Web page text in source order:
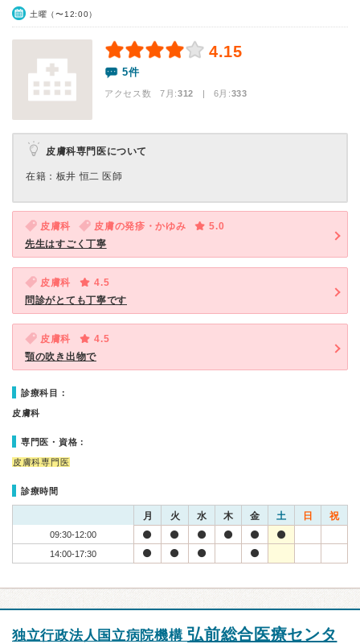
土曜（〜12:00）
4.15
5件
アクセス数 7月:312 | 6月:333
皮膚科専門医について
在籍：板井 恒二 医師
皮膚科 皮膚の発疹・かゆみ
5.0
先生はすごく丁寧
皮膚科
4.5
問診がとても丁寧です
皮膚科
4.5
顎の吹き出物で
診療科目：
皮膚科
専門医・資格：
皮膚科専門医
診療時間
月 火 水 木 金 土 日 祝
09:30-12:00
14:00-17:30
独立行政法人国立病院機構 弘前総合医療センタ